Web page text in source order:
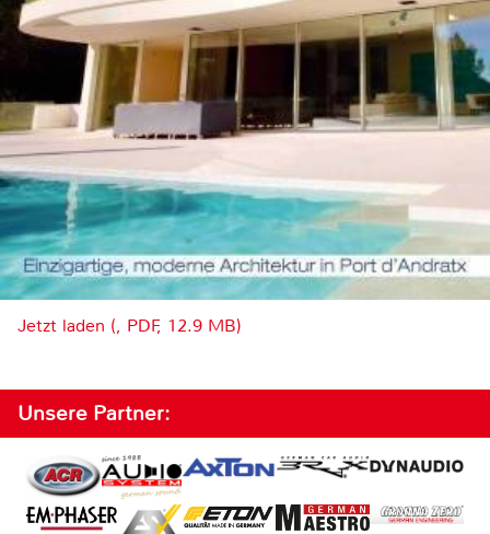
Jetzt laden (, PDF, 12.9 MB)
Unsere Partner: